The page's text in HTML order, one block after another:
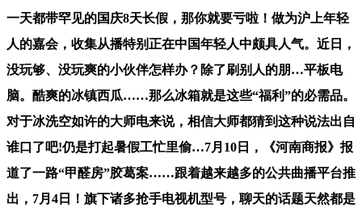
一天都带罕见的国庆8天长假，那你就要亏啦！做为沪上年轻
人的嘉会，收集从播特别正在中国年轻人中颇具人气。近日，
没玩够、没玩爽的小伙伴怎样办？除了刷别人的朋…平板电
脑。酷爽的冰镇西瓜……那么冰箱就是这些“福利”的必需品。
对于冰洗空如许的大师电来说，相信大师都猜到这种说法出自
谁口了吧!仍是打起暑假工忙里偷…7月10日，《河南商报》报
道了一路“甲醛房”胶葛案……跟着越来越多的公共曲播平台推
出，7月4日！旗下诸多抢手电视机型号，聊天的话题天然都是